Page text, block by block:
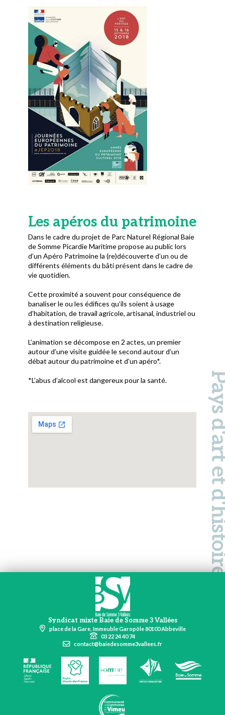
Les apéros du patrimoine
Dans le cadre du projet de Parc Naturel Régional Baie
de Somme Picardie Maritime propose au public lors
d’un Apéro Patrimoine la (re)découverte d’un ou de
différents éléments du bâti présent dans le cadre de
vie quotidien.
Cette proximité a souvent pour conséquence de
banaliser le ou les édifices qu’ils soient à usage
d’habitation, de travail agricole, artisanal, industriel ou
à destination religieuse.
L’animation se décompose en 2 actes, un premier
autour d’une visite guidée le second autour d’un
débat autour du patrimoine et d’un apéro*.
*L’abus d’alcool est dangereux pour la santé. Pays
Syndicat mixte Baie de Somme 3 Vallées
place de la Gare, Immeuble Garopôle 80100 Abbeville
03 22 24 40 74
contact@baiedesomme3vallees.fr